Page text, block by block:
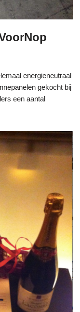
energieneutraal
gekocht bij
een aantal